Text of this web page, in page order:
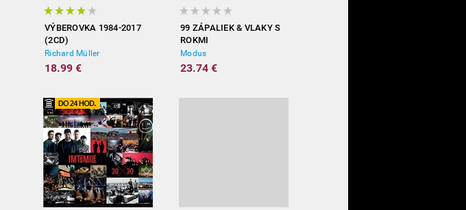
VÝBEROVKA 1984-2017
(2CD)
Richard Müller
18.99 €
99 ZÁPALIEK & VLAKY S
ROKMI
Modus
23.74 €